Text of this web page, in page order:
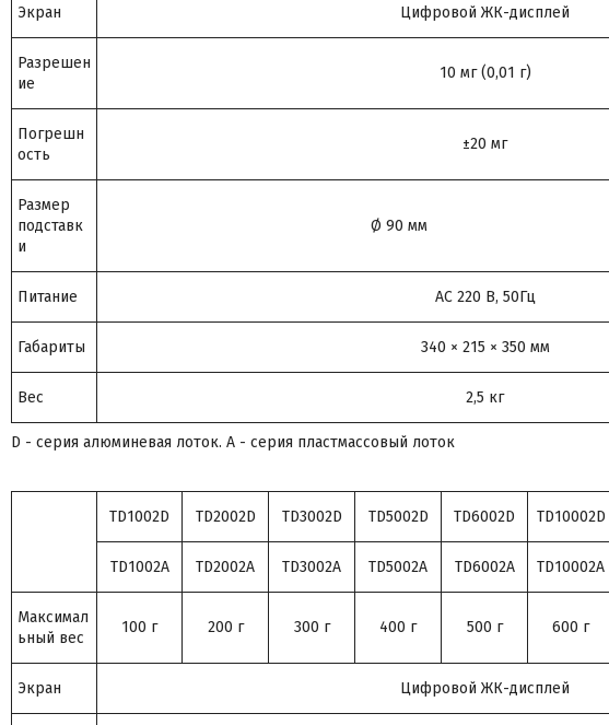
Экран Цифровой ЖК-дисплей
Разрешен
ие
10 мг (0,01 г)
Погрешн
ость
±20 мг
Размер
подставк
и
Ø 90 мм
Питание АС 220 В, 50Гц
Габариты 340 × 215 × 350 мм
Вес 2,5 кг
D - серия алюминевая лоток. A - серия пластмассовый лоток
TD1002D TD2002D TD3002D TD5002D TD6002D TD10002D
TD1002A TD2002A TD3002A TD5002A TD6002A TD10002A
Максимал
ьный вес
100 г 200 г 300 г 400 г 500 г 600 г
Экран Цифровой ЖК-дисплей